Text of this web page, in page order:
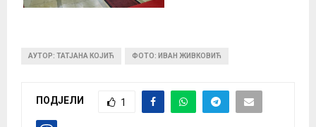
АУТОР: ТАТЈАНА КОЈИЋ ФОТО: ИВАН ЖИВКОВИЋ
ПОДЈЕЛИ 1